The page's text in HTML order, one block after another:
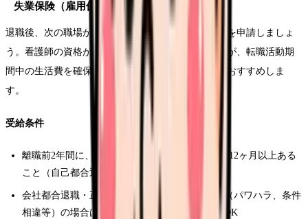
失業保険（雇用保険の基本手当）の申請
退職後、次の職場が決まっていない場合は失業保険を申請しましょ
う。看護師の資格があれば再就職は比較的容易ですが、転職活動期
間中の生活費を確保するために申請しておくことをおすすめしま
す。
受給条件
離職前2年間に、雇用保険の被保険者期間が通算12ヶ月以上ある
こと（自己都合退職の場合）
会社都合退職・正当な理由のある自己都合退職（パワハラ、条件
相違等）の場合は、離職前1年間に6ヶ月以上でOK